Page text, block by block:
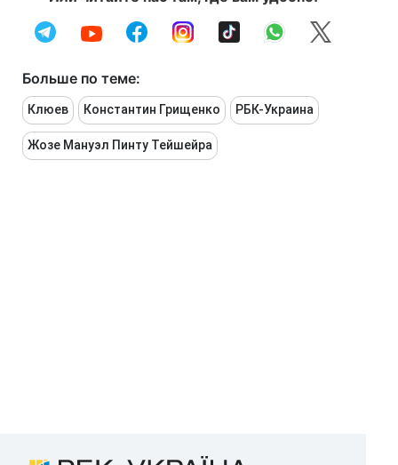
Больше по теме:
Клюев Константин Грищенко РБК-Украина
Жозе Мануэл Пинту Тейшейра